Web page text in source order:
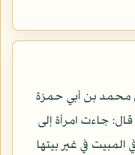
محمد بن أبي حمزة
جاءت امرأة إلى
المبيت في غير بيتها